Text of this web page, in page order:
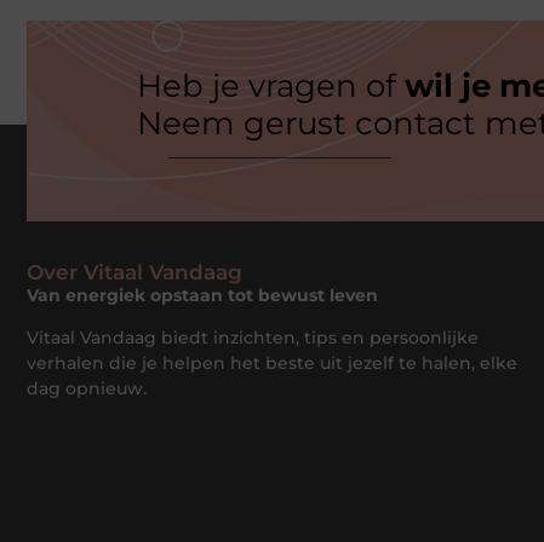
Heb je vragen ofwil je
Neem gerust contact
Over Vitaal Vandaag
Van energiek opstaan tot bewust leven
Vitaal Vandaag biedt inzichten, tips en persoonlijke
verhalen die je helpen het beste uit jezelf te halen, elke
dag opnieuw.